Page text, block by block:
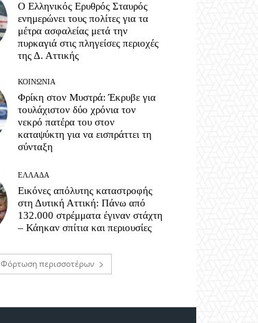
Ο Ελληνικός Ερυθρός Σταυρός
ενημερώνει τους πολίτες για τα
μέτρα ασφαλείας μετά την
πυρκαγιά στις πληγείσες περιοχές
της Δ. Αττικής
ΚΟΙΝΩΝΊΑ
Φρίκη στον Μυστρά: Έκρυβε για
τουλάχιστον δύο χρόνια τον
νεκρό πατέρα του στον
καταψύκτη για να εισπράττει τη
σύνταξη
ΕΛΛΆΔΑ
Εικόνες απόλυτης καταστροφής
στη Δυτική Αττική: Πάνω από
132.000 στρέμματα έγιναν στάχτη
– Κάηκαν σπίτια και περιουσίες
Φόρτωση περισσοτέρων